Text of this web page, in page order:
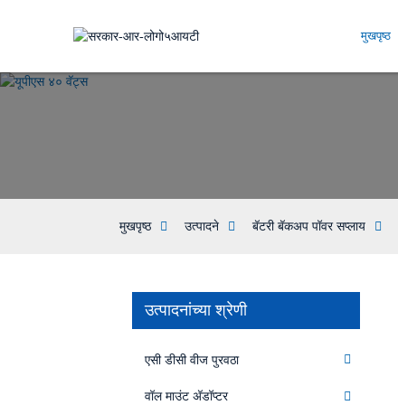
मुखपृष्ठ
मुखपृष्ठ उत्पादने बॅटरी बॅकअप पॉवर सप्लाय
उत्पादनांच्या श्रेणी
एसी डीसी वीज पुरवठा
वॉल माउंट अ‍ॅडॉप्टर